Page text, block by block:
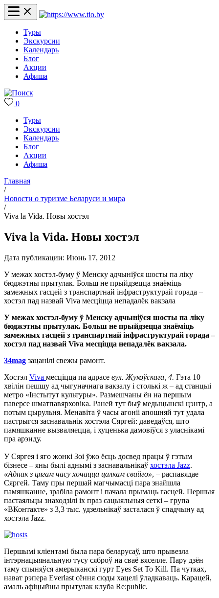
Туры
Экскурсии
Календарь
Блог
Акции
Афиша
0
Туры
Экскурсии
Календарь
Блог
Акции
Афиша
Главная
/
Новости о туризме Беларуси и мира
/
Viva la Vida. Новы хостэл
Viva la Vida. Новы хостэл
Дата публикации: Июнь 17, 2012
У межах хостэл-буму ў Менску адчыніўся шосты па ліку
бюджэтны прытулак. Больш не прыйдзецца знаёміць
замежных гасцей з транспартнай інфраструктурай горада –
хостэл пад назвай Viva месціцца непадалёк вакзала
У межах хостэл-буму ў Менску адчыніўся шосты па ліку
бюджэтны прытулак. Больш не прыйдзецца знаёміць
замежных гасцей з транспартнай інфраструктурай горада –
хостэл пад назвай Viva месціцца непадалёк вакзала.
34mag зацанілі свежы рамонт.
Хостэл Viva месціцца па адрасе вул. Жукоўскага, 4. Гэта 10
хвілін пешшу ад чыгуначнага вакзалу і столькі ж – ад станцыі
метро «Інстытут культуры». Размешчаны ён на першым
паверсе шматпавярховіка. Раней тут быў медыцынскі цэнтр, а
потым цырульня. Менавіта ў часы агоніі апошняй тут удала
пастрыгся заснавальнік хостэла Сяргей: даведаўся, што
памяшканне вызваляецца, і хуценька дамовіўся з уласнікамі
пра арэнду.
У Сяргея і яго жонкі Зоі ўжо ёсць досвед працы ў гэтым
бізнесе – яны былі аднымі з заснавальнікаў хостэла Jazz.
«Аднак з цягам часу хочацца цалкам свайго», – распавядае
Сяргей. Таму пры першай магчымасці пара знайшла
памяшканне, зрабіла рамонт і пачала прымаць гасцей. Першыя
пастаяльцы знаходзілі іх праз сацыяльныя сеткі – група
«ВКонтакте» з 3,3 тыс. удзельнікаў засталася ў спадчыну ад
хостэла Jazz.
Першымі кліентамі была пара беларусаў, што прывезла
інтэрнацыянальную тусу сяброў на сваё вяселле. Пару дзён
таму спыняўся амерыканскі гурт Eyes Set To Kill. Па чутках,
нават рэпера Everlast сёння сюды хацелі ўладкаваць. Карацей,
амаль афіцыйны прытулак клуба Re:public.